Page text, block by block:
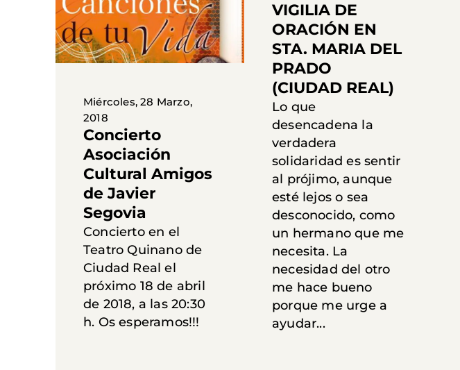
Miércoles, 28 Marzo,
2018
Concierto
Asociación
Cultural Amigos
de Javier
Segovia
Concierto en el
Teatro Quinano de
Ciudad Real el
próximo 18 de abril
de 2018, a las 20:30
h. Os esperamos!!!
VIGILIA DE
ORACIÓN EN
STA. MARIA DEL
PRADO
(CIUDAD REAL)
Lo que
desencadena la
verdadera
solidaridad es sentir
al prójimo, aunque
esté lejos o sea
desconocido, como
un hermano que me
necesita. La
necesidad del otro
me hace bueno
porque me urge a
ayudar...